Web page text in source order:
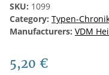
SKU: 1099
Category: Typen-
Manufacturers: VDM
5,20 €